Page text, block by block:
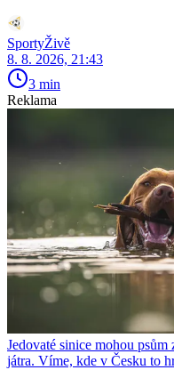
SportyŽivě
8. 8. 2026, 21:43
3 min
Reklama
Jedovaté sinice mohou
játra. Víme, kde v Česku to